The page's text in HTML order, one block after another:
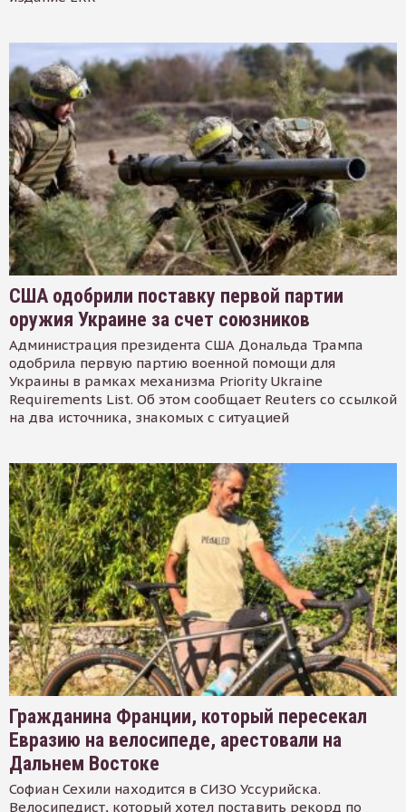
США одобрили поставку первой партии
оружия Украине за счет союзников
Администрация президента США Дональда Трампа
одобрила первую партию военной помощи для
Украины в рамках механизма Priority Ukraine
Requirements List. Об этом сообщает Reuters со ссылкой
на два источника, знакомых с ситуацией
Гражданина Франции, который пересекал
Евразию на велосипеде, арестовали на
Дальнем Востоке
Софиан Сехили находится в СИЗО Уссурийска.
Велосипедист, который хотел поставить рекорд по